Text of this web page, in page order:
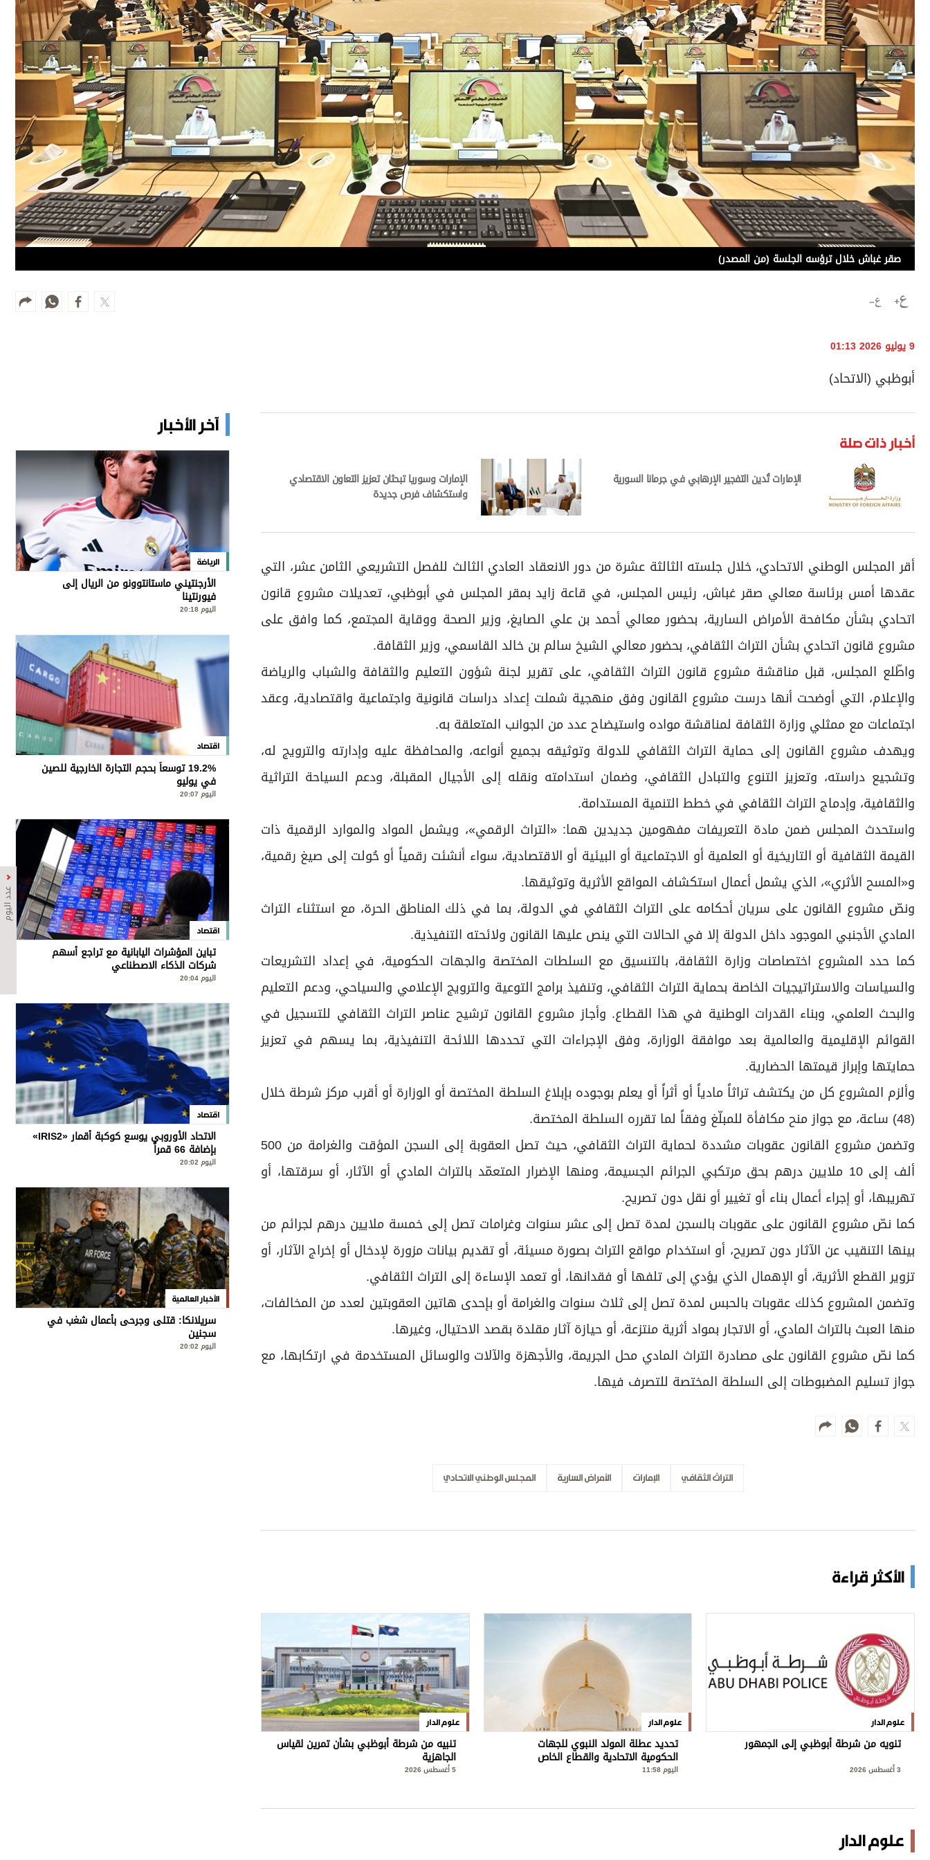
عدد اليوم
مواقيت الصلاة
الأحوال الجوية
عدد اليوم
صقر غباش خلال ترؤسه الجلسة (من المصدر)
9 يوليو 2026 01:13
أبوظبي (الاتحاد)
أخبار ذات صلة
الإمارات تُدين التفجير الإرهابي في جرمانا السورية
الإمارات وسوريا تبحثان تعزيز التعاون الاقتصادي
واستكشاف فرص جديدة
أقر المجلس الوطني الاتحادي، خلال جلسته الثالثة عشرة من دور الانعقاد العادي الثالث للفصل التشريعي الثامن عشر، التي
عقدها أمس برئاسة معالي صقر غباش، رئيس المجلس، في قاعة زايد بمقر المجلس في أبوظبي، تعديلات مشروع قانون
اتحادي بشأن مكافحة الأمراض السارية، بحضور معالي أحمد بن علي الصايغ، وزير الصحة ووقاية المجتمع، كما وافق على
مشروع قانون اتحادي بشأن التراث الثقافي، بحضور معالي الشيخ سالم بن خالد القاسمي، وزير الثقافة.
واطّلع المجلس، قبل مناقشة مشروع قانون التراث الثقافي، على تقرير لجنة شؤون التعليم والثقافة والشباب والرياضة
والإعلام، التي أوضحت أنها درست مشروع القانون وفق منهجية شملت إعداد دراسات قانونية واجتماعية واقتصادية، وعقد
اجتماعات مع ممثلي وزارة الثقافة لمناقشة مواده واستيضاح عدد من الجوانب المتعلقة به.
ويهدف مشروع القانون إلى حماية التراث الثقافي للدولة وتوثيقه بجميع أنواعه، والمحافظة عليه وإدارته والترويج له،
وتشجيع دراسته، وتعزيز التنوع والتبادل الثقافي، وضمان استدامته ونقله إلى الأجيال المقبلة، ودعم السياحة التراثية
والثقافية، وإدماج التراث الثقافي في خطط التنمية المستدامة.
واستحدث المجلس ضمن مادة التعريفات مفهومين جديدين هما: «التراث الرقمي»، ويشمل المواد والموارد الرقمية ذات
القيمة الثقافية أو التاريخية أو العلمية أو الاجتماعية أو البيئية أو الاقتصادية، سواء أنشئت رقمياً أو حُولت إلى صيغ رقمية،
و«المسح الأثري»، الذي يشمل أعمال استكشاف المواقع الأثرية وتوثيقها.
ونصّ مشروع القانون على سريان أحكامه على التراث الثقافي في الدولة، بما في ذلك المناطق الحرة، مع استثناء التراث
المادي الأجنبي الموجود داخل الدولة إلا في الحالات التي ينص عليها القانون ولائحته التنفيذية.
كما حدد المشروع اختصاصات وزارة الثقافة، بالتنسيق مع السلطات المختصة والجهات الحكومية، في إعداد التشريعات
والسياسات والاستراتيجيات الخاصة بحماية التراث الثقافي، وتنفيذ برامج التوعية والترويج الإعلامي والسياحي، ودعم التعليم
والبحث العلمي، وبناء القدرات الوطنية في هذا القطاع. وأجاز مشروع القانون ترشيح عناصر التراث الثقافي للتسجيل في
القوائم الإقليمية والعالمية بعد موافقة الوزارة، وفق الإجراءات التي تحددها اللائحة التنفيذية، بما يسهم في تعزيز
حمايتها وإبراز قيمتها الحضارية.
وألزم المشروع كل من يكتشف تراثاً مادياً أو أثراً أو يعلم بوجوده بإبلاغ السلطة المختصة أو الوزارة أو أقرب مركز شرطة خلال
(48) ساعة، مع جواز منح مكافأة للمبلّغ وفقاً لما تقرره السلطة المختصة.
وتضمن مشروع القانون عقوبات مشددة لحماية التراث الثقافي، حيث تصل العقوبة إلى السجن المؤقت والغرامة من 500
ألف إلى 10 ملايين درهم بحق مرتكبي الجرائم الجسيمة، ومنها الإضرار المتعمّد بالتراث المادي أو الآثار، أو سرقتها، أو
تهريبها، أو إجراء أعمال بناء أو تغيير أو نقل دون تصريح.
كما نصّ مشروع القانون على عقوبات بالسجن لمدة تصل إلى عشر سنوات وغرامات تصل إلى خمسة ملايين درهم لجرائم من
بينها التنقيب عن الآثار دون تصريح، أو استخدام مواقع التراث بصورة مسيئة، أو تقديم بيانات مزورة لإدخال أو إخراج الآثار، أو
تزوير القطع الأثرية، أو الإهمال الذي يؤدي إلى تلفها أو فقدانها، أو تعمد الإساءة إلى التراث الثقافي.
وتضمن المشروع كذلك عقوبات بالحبس لمدة تصل إلى ثلاث سنوات والغرامة أو بإحدى هاتين العقوبتين لعدد من المخالفات،
منها العبث بالتراث المادي، أو الاتجار بمواد أثرية منتزعة، أو حيازة آثار مقلدة بقصد الاحتيال، وغيرها.
كما نصّ مشروع القانون على مصادرة التراث المادي محل الجريمة، والأجهزة والآلات والوسائل المستخدمة في ارتكابها، مع
جواز تسليم المضبوطات إلى السلطة المختصة للتصرف فيها.
التراث الثقافي الإمارات الأمراض السارية المجلس الوطني الاتحادي
الأكثر قراءة
علوم الدار
تنويه من شرطة أبوظبي إلى الجمهور
3 أغسطس 2026
علوم الدار
تحديد عطلة المولد النبوي للجهات
الحكومية الاتحادية والقطاع الخاص
اليوم 11:58
علوم الدار
تنبيه من شرطة أبوظبي بشأن تمرين لقياس
الجاهزية
5 أغسطس 2026
علوم الدار
آخر الأخبار
الرياضة
الأرجنتيني ماستانتوونو من الريال إلى
فيورنتينا
اليوم 20:18
اقتصاد
19.2% توسعاً بحجم التجارة الخارجية للصين
في يوليو
اليوم 20:07
اقتصاد
تباين المؤشرات اليابانية مع تراجع أسهم
شركات الذكاء الاصطناعي
اليوم 20:04
اقتصاد
الاتحاد الأوروبي يوسع كوكبة أقمار «IRIS2»
بإضافة 66 قمراً
اليوم 20:02
الأخبار العالمية
سريلانكا: قتلى وجرحى بأعمال شغب في
سجنين
اليوم 20:02